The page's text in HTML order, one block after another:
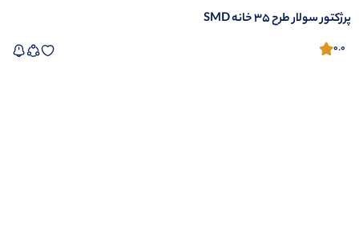
پرژکتور سولار طرح 35 خانه SMD
0.0